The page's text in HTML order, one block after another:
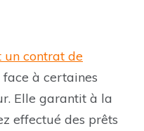
un contrat de
à certaines
Elle garantit à la
effectué des prêts